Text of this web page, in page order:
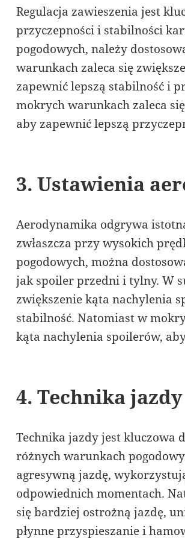
Regulacja zawieszenia jest
przyczepności i stabilności
pogodowych, należy
warunkach zaleca się
zapewnić lepszą stabilność i
mokrych warunkach zaleca
aby zapewnić lepszą
3. Ustawienia
Aerodynamika odgrywa
zwłaszcza przy wysokich
pogodowych, można
jak spoiler przedni i tylny. W
zwiększenie kąta nachylenia
stabilność. Natomiast w
kąta nachylenia spoilerów,
4. Technika jazdy
Technika jazdy jest kluczowa
różnych warunkach
agresywną jazdę,
odpowiednich momentach.
się bardziej ostrożną jazdę,
płynne przyspieszanie i